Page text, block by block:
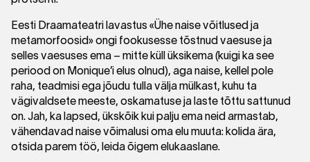
Eesti Draamateatri lavastus «Ühe naise võitlused ja
metamorfoosid» ongi fookusesse tõstnud vaesuse ja
selles vaesuses ema – mitte küll üksikema (kuigi ka see
periood on Monique’i elus olnud), aga naise, kellel pole
raha, teadmisi ega jõudu tulla välja mülkast, kuhu ta
vägivaldsete meeste, oskamatuse ja laste tõttu sattunud
on. Jah, ka lapsed, ükskõik kui palju ema neid armastab,
vähendavad naise võimalusi oma elu muuta: kolida ära,
otsida parem töö, leida õigem elukaaslane.